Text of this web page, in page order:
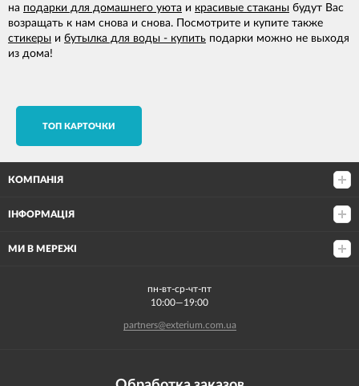
на подарки для домашнего уюта и красивые стаканы будут Вас
возращать к нам снова и снова. Посмотрите и купите также
стикеры и бутылка для воды - купить подарки можно не выходя
из дома!
TОП КАРТОЧКИ
КОМПАНІЯ
ІНФОРМАЦІЯ
МИ В МЕРЕЖІ
пн-вт-ср-чт-пт
10:00—19:00
partners@exterium.com.ua